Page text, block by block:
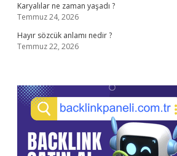
Karyalılar ne zaman yaşadı ?
Temmuz 24, 2026
Hayır sözcük anlamı nedir ?
Temmuz 22, 2026